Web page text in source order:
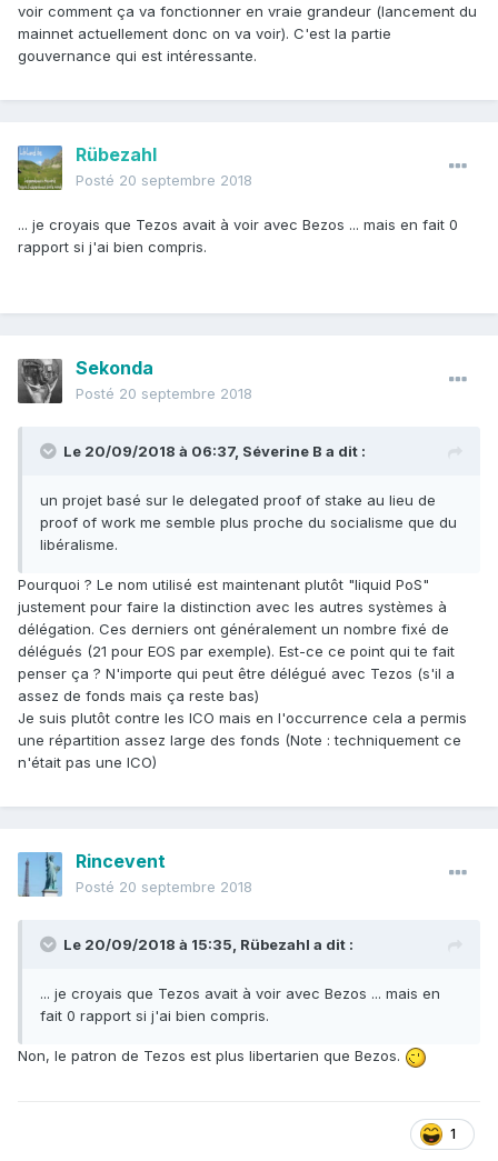
voir comment ça va fonctionner en vraie grandeur (lancement du
mainnet actuellement donc on va voir). C'est la partie
gouvernance qui est intéressante.
Rübezahl
Posté 20 septembre 2018
... je croyais que Tezos avait à voir avec Bezos ... mais en fait 0
rapport si j'ai bien compris.
Sekonda
Posté 20 septembre 2018
Le 20/09/2018 à 06:37, Séverine B a dit :
un projet basé sur le delegated proof of stake au lieu de
proof of work me semble plus proche du socialisme que du
libéralisme.
Pourquoi ? Le nom utilisé est maintenant plutôt "liquid PoS"
justement pour faire la distinction avec les autres systèmes à
délégation. Ces derniers ont généralement un nombre fixé de
délégués (21 pour EOS par exemple). Est-ce ce point qui te fait
penser ça ? N'importe qui peut être délégué avec Tezos (s'il a
assez de fonds mais ça reste bas)
Je suis plutôt contre les ICO mais en l'occurrence cela a permis
une répartition assez large des fonds (Note :techniquement ce
n'était pas une ICO)
Rincevent
Posté 20 septembre 2018
Le 20/09/2018 à 15:35, Rübezahl a dit :
... je croyais que Tezos avait à voir avec Bezos ... mais en
fait 0 rapport si j'ai bien compris.
Non, le patron de Tezos est plus libertarien que Bezos.
1